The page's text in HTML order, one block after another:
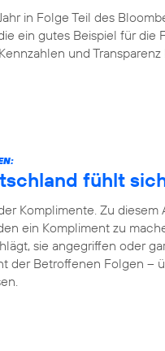
in Folge Teil des
ein gutes Beispiel für die
und
fühlt
Komplimente. Zu diesem
ein Kompliment zu
sie angegriffen oder
der Betroffenen Folgen –